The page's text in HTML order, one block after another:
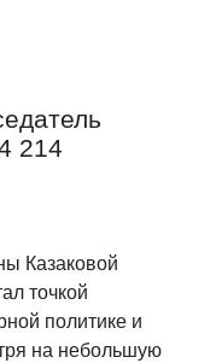
214
Казаковой
точкой
политике и
на небольшую